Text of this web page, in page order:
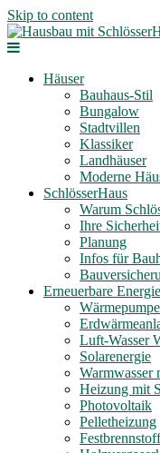
Skip to content
Häuser
Bauhaus-Stil
Bungalow
Stadtvillen
Klassiker
Landhäuser
Moderne
SchlösserHaus
Warum
Ihre
Planung
Infos für
Erneuerbare
Luft-Wasser
Solarenergie
Warmwasser
Heizung mit
Photovoltaik
Pelletheizung